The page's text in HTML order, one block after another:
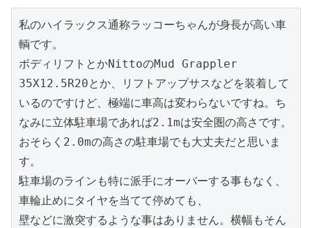
私のハイラックス通称ラッコーちゃんが身長が高い車
輌です。
ボディリフトとかNittoのMud Grappler
35X12.5R20とか、リフトアップサスなどを装着して
いるのですけど、極端に車高は変わらないですね。ち
なみに立体駐車場であれば2.1mは安全圏の高さです。
おそらく2.0mの高さの駐車場でも大丈夫だと思いま
す。
駐車場のラインも特に派手にオーバーする事もなく、
車輪止めにタイヤを当てて停めても、
壁などに激突するような事はありません。横幅もそん